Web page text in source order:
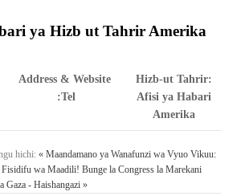
ya Hizb ut Tahrir Amerika
Hizb-ut Tahrir:
Afisi ya Habari
Amerika
Address & Website
Tel:
hichi: « Maandamano ya Wanafunzi wa Vyuo Vikuu:
wa Maadili! Bunge la Congress la Marekani
Gaza - Haishangazi »